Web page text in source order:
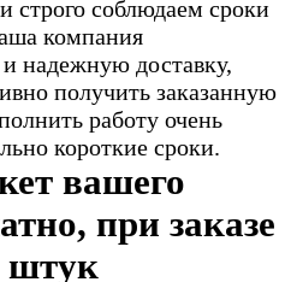
соблюдаем сроки
компания
надежную доставку,
получить заказанную
работу очень
короткие сроки.
вашего
при заказе
штук